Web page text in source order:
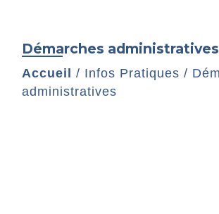
Démarches administratives
Accueil / Infos Pratiques /
administratives